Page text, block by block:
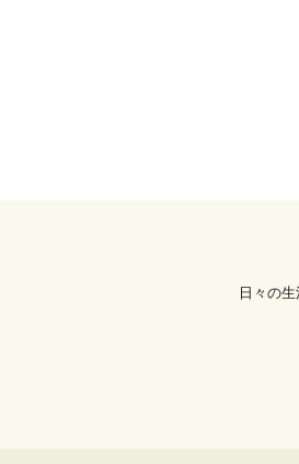
日々の